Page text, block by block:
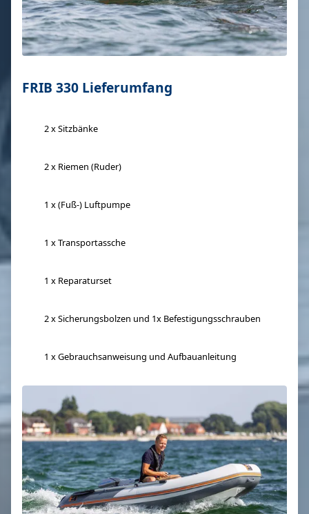
FRIB 330 Lieferumfang
2 x Sitzbänke
2 x Riemen (Ruder)
1 x (Fuß-) Luftpumpe
1 x Transportassche
1 x Reparaturset
2 x Sicherungsbolzen und 1x Befestigungsschrauben
1 x Gebrauchsanweisung und Aufbauanleitung